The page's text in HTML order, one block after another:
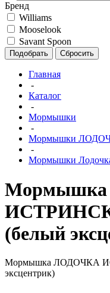
Бренд
Williams
Mooselook
Savant Spoon
Подобрать Сбросить
Главная
-
Каталог
-
Мормышки
-
Мормышки
-
Мормышки
(белый
Мормышка ЛОДОЧКА
эксцентрик)